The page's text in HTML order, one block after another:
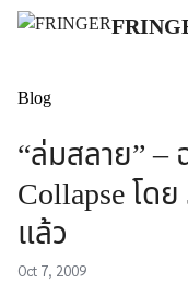
Skip
for:
Blog
“ล่มสลาย” –
Collapse โด
แล้ว
Oct 7, 2009